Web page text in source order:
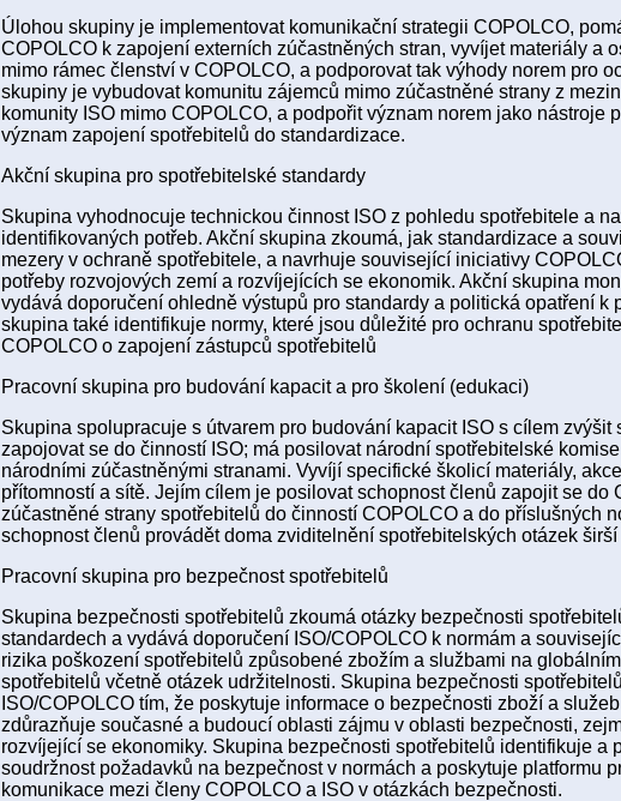
Úlohou skupiny je implementovat komunikační strategii COPOLCO,
COPOLCO k zapojení externích zúčastněných stran, vyvíjet materiály a
mimo rámec členství v COPOLCO, a podporovat tak výhody norem pro
skupiny je vybudovat komunitu zájemců mimo zúčastněné strany z
komunity ISO mimo COPOLCO, a podpořit význam norem jako nástroje
význam zapojení spotřebitelů do standardizace.
Akční skupina pro spotřebitelské standardy
Skupina vyhodnocuje technickou činnost ISO z pohledu spotřebitele a
identifikovaných potřeb. Akční skupina zkoumá, jak standardizace a
mezery v ochraně spotřebitele, a navrhuje související iniciativy
potřeby rozvojových zemí a rozvíjejících se ekonomik. Akční skupina
vydává doporučení ohledně výstupů pro standardy a politická opatření k
skupina také identifikuje normy, které jsou důležité pro ochranu
COPOLCO o zapojení zástupců spotřebitelů
Pracovní skupina pro budování kapacit a pro školení (edukaci)
Skupina spolupracuje s útvarem pro budování kapacit ISO s cílem zvýšit
zapojovat se do činností ISO; má posilovat národní spotřebitelské
národními zúčastněnými stranami. Vyvíjí specifické školicí materiály,
přítomností a sítě. Jejím cílem je posilovat schopnost členů zapojit se do
zúčastněné strany spotřebitelů do činností COPOLCO a do příslušných
schopnost členů provádět doma zviditelnění spotřebitelských otázek širší
Pracovní skupina pro bezpečnost spotřebitelů
Skupina bezpečnosti spotřebitelů zkoumá otázky bezpečnosti
standardech a vydává doporučení ISO/COPOLCO k normám a
rizika poškození spotřebitelů způsobené zbožím a službami na
spotřebitelů včetně otázek udržitelnosti. Skupina bezpečnosti
ISO/COPOLCO tím, že poskytuje informace o bezpečnosti zboží a
zdůrazňuje současné a budoucí oblasti zájmu v oblasti bezpečnosti,
rozvíjející se ekonomiky. Skupina bezpečnosti spotřebitelů identifikuje a
soudržnost požadavků na bezpečnost v normách a poskytuje platformu
komunikace mezi členy COPOLCO a ISO v otázkách bezpečnosti.